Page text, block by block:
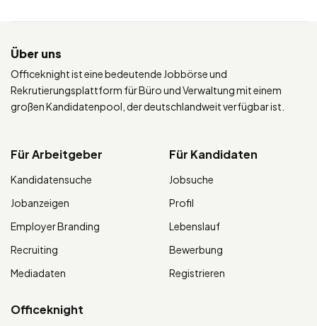
Über uns
Officeknight ist eine bedeutende Jobbörse und
Rekrutierungsplattform für Büro und Verwaltung mit einem
großen Kandidatenpool, der deutschlandweit verfügbar ist.
Für Arbeitgeber
Kandidatensuche
Jobanzeigen
Employer Branding
Recruiting
Mediadaten
Für Kandidaten
Jobsuche
Profil
Lebenslauf
Bewerbung
Registrieren
Officeknight